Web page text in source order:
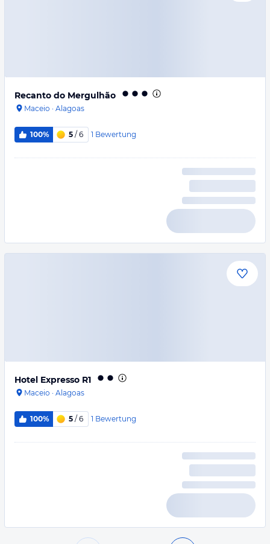
Recanto do Mergulhão
Maceio · Alagoas
100% 5 / 6 1 Bewertung
Hotel Expresso R1
Maceio · Alagoas
100% 5 / 6 1 Bewertung